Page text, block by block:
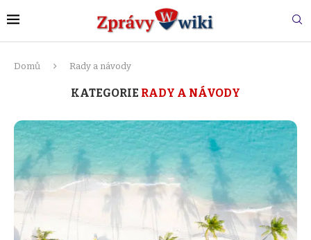
Domů Rady a návody
KATEGORIE RADY A NÁVODY